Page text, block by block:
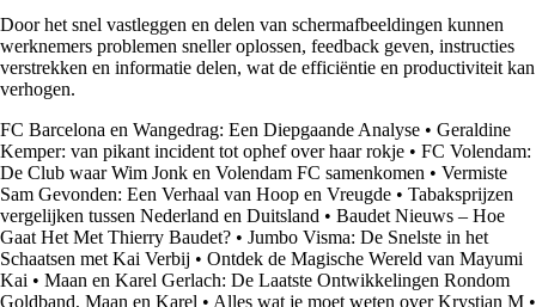
Door het snel vastleggen en delen van schermafbeeldingen kunnen
werknemers problemen sneller oplossen, feedback geven, instructies
verstrekken en informatie delen, wat de efficiëntie en productiviteit kan
verhogen.
FC Barcelona en Wangedrag: Een Diepgaande Analyse • Geraldine
Kemper: van pikant incident tot ophef over haar rokje • FC Volendam:
De Club waar Wim Jonk en Volendam FC samenkomen • Vermiste
Sam Gevonden: Een Verhaal van Hoop en Vreugde • Tabaksprijzen
vergelijken tussen Nederland en Duitsland • Baudet Nieuws – Hoe
Gaat Het Met Thierry Baudet? • Jumbo Visma: De Snelste in het
Schaatsen met Kai Verbij • Ontdek de Magische Wereld van Mayumi
Kai • Maan en Karel Gerlach: De Laatste Ontwikkelingen Rondom
Goldband, Maan en Karel • Alles wat je moet weten over Krystian M •